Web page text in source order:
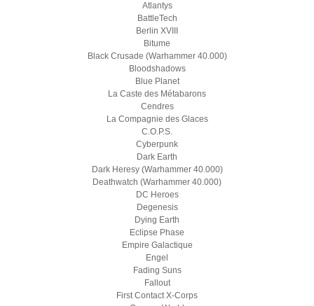
Atlantys
BattleTech
Berlin XVIII
Bitume
Black Crusade (Warhammer 40.000)
Bloodshadows
Blue Planet
La Caste des Métabarons
Cendres
La Compagnie des Glaces
C.O.P.S.
Cyberpunk
Dark Earth
Dark Heresy (Warhammer 40.000)
Deathwatch (Warhammer 40.000)
DC Heroes
Degenesis
Dying Earth
Eclipse Phase
Empire Galactique
Engel
Fading Suns
Fallout
First Contact X-Corps